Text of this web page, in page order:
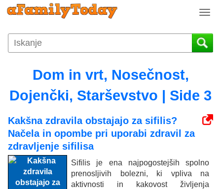
T
g
g
a
v
g
o
n
Dom in vrt, Nosečnost,
Dojenčki, Starševstvo | Side 3
Kakšna zdravila obstajajo za sifilis?
Načela in opombe pri uporabi zdravil za
zdravljenje sifilisa
Sifilis je ena najpogostejših spolno
prenosljivih bolezni, ki vpliva na
aktivnosti in kakovost življenja